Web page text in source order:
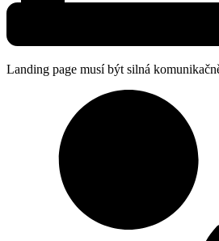
Landing page musí být silná